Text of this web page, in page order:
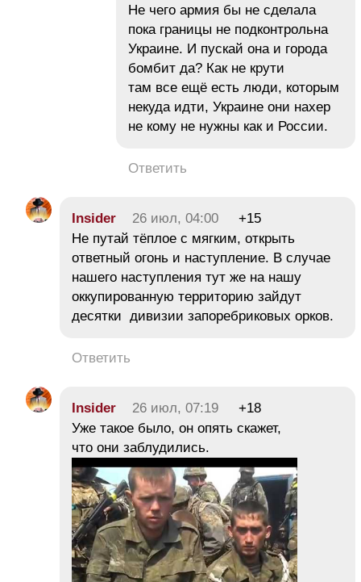
Не чего армия бы не сделала
пока границы не подконтрольна
Украине. И пускай она и города
бомбит да? Как не крути
там все ещё есть люди, которым
некуда идти, Украине они нахер
не кому не нужны как и России.
Ответить
Insider 26 июл, 04:00
+15
Не путай тёплое с мягким, открыть
ответный огонь и наступление. В случае
нашего наступления тут же на нашу
оккупированную территорию зайдут
десятки дивизии запоребриковых орков.
Ответить
Insider 26 июл, 07:19
+18
Уже такое было, он опять скажет,
что они заблудились.